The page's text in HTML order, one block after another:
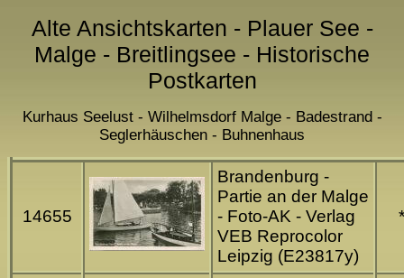
Alte Ansichtskarten - Plauer See -
Malge - Breitlingsee - Historische
Postkarten
Kurhaus Seelust - Wilhelmsdorf Malge - Badestrand -
Seglerhäuschen - Buhnenhaus
14655
Brandenburg -
Partie an der Malge
- Foto-AK - Verlag
VEB Reprocolor
Leipzig (E23817y)
*